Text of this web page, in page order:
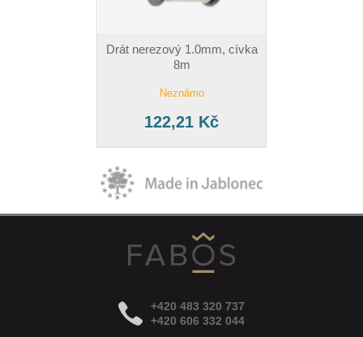
Drát nerezový 1.0mm, cívka
8m
Neznámo
122,21 Kč
+420 483 320 737
+420 606 332 044